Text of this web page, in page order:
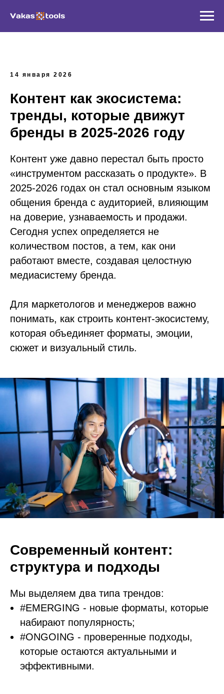
14 января 2026
Контент как экосистема:
тренды, которые движут
бренды в 2025-2026 году
Контент уже давно перестал быть просто
«инструментом рассказать о продукте». В
2025-2026 годах он стал основным языком
общения бренда с аудиторией, влияющим
на доверие, узнаваемость и продажи.
Сегодня успех определяется не
количеством постов, а тем, как они
работают вместе, создавая целостную
медиасистему бренда.
Для маркетологов и менеджеров важно
понимать, как строить контент-экосистему,
которая объединяет форматы, эмоции,
сюжет и визуальный стиль.
Современный контент:
структура и подходы
Мы выделяем два типа трендов:
#EMERGING - новые форматы, которые
набирают популярность;
#ONGOING - проверенные подходы,
которые остаются актуальными и
эффективными.